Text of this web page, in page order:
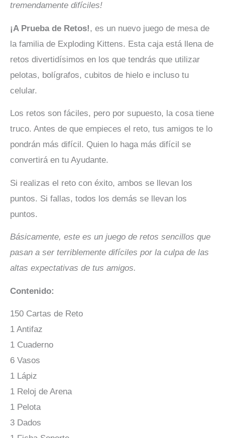
tremendamente difíciles!
¡A Prueba de Retos!, es un nuevo juego de mesa de
la familia de Exploding Kittens. Esta caja está llena de
retos divertidísimos en los que tendrás que utilizar
pelotas, bolígrafos, cubitos de hielo e incluso tu
celular.
Los retos son fáciles, pero por supuesto, la cosa tiene
truco. Antes de que empieces el reto, tus amigos te lo
pondrán más difícil. Quien lo haga más difícil se
convertirá en tu Ayudante.
Si realizas el reto con éxito, ambos se llevan los
puntos. Si fallas, todos los demás se llevan los
puntos.
Básicamente, este es un juego de retos sencillos que
pasan a ser terriblemente difíciles por la culpa de las
altas expectativas de tus amigos.
Contenido:
150 Cartas de Reto
1 Antifaz
1 Cuaderno
6 Vasos
1 Lápiz
1 Reloj de Arena
1 Pelota
3 Dados